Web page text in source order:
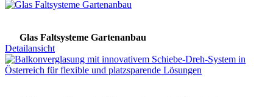
Glas Faltsysteme Gartenanbau
Detailansicht